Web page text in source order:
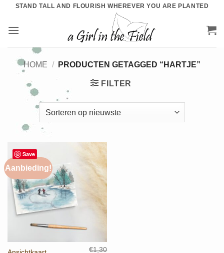
inhoud
STAND TALL AND FLOURISH WHEREVER YOU ARE PLANTED
HOME / PRODUCTEN GETAGGED “HARTJE”
FILTER
Save
Aanbieding!
€1,30